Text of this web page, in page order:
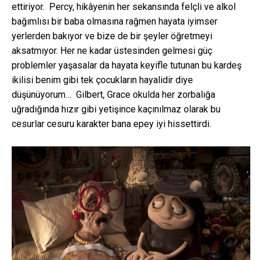
ettiriyor. Percy, hikâyenin her sekansında felçli ve alkol
bağımlısı bir baba olmasına rağmen hayata iyimser
yerlerden bakıyor ve bize de bir şeyler öğretmeyi
aksatmıyor. Her ne kadar üstesinden gelmesi güç
problemler yaşasalar da hayata keyifle tutunan bu kardeş
ikilisi benim gibi tek çocukların hayalidir diye
düşünüyorum… Gilbert, Grace okulda her zorbalığa
uğradığında hızır gibi yetişince kaçınılmaz olarak bu
cesurlar cesuru karakter bana epey iyi hissettirdi.